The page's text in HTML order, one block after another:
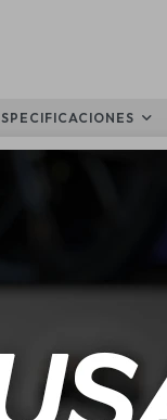
diseñado
vehículo. Ideal para